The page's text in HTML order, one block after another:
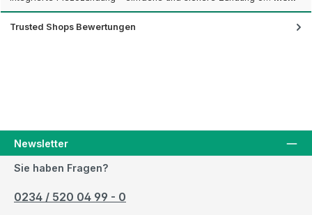
Trusted Shops Bewertungen
Newsletter
Sie haben Fragen?
0234 / 520 04 99 - 0